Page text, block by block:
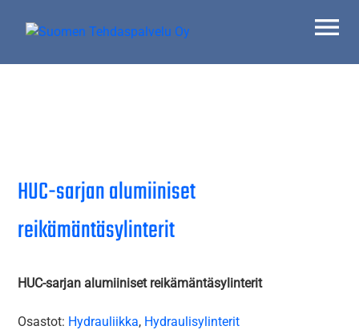
HUC-sarjan alumiiniset
reikämäntäsylinterit
HUC-sarjan alumiiniset reikämäntäsylinterit
Osastot: Hydrauliikka, Hydraulisylinterit